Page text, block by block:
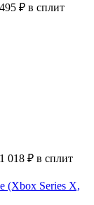
495 ₽ в сплит
1 018 ₽ в сплит
(Xbox Series X,